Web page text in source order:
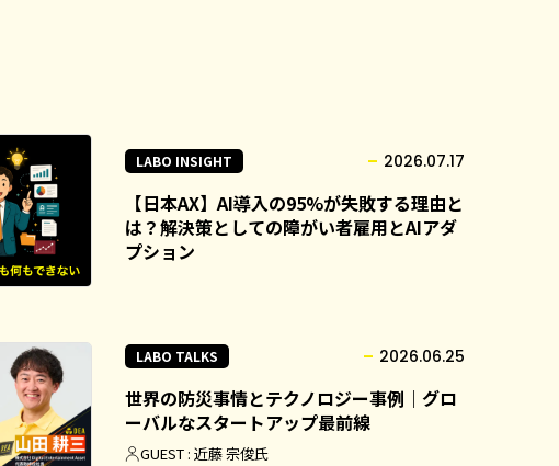
LABO INSIGHT 2026.07.17
【日本AX】AI導入の95%が失敗する理由と
は？解決策としての障がい者雇用とAIアダ
プション
LABO TALKS 2026.06.25
世界の防災事情とテクノロジー事例｜グロ
ーバルなスタートアップ最前線
GUEST : 近藤 宗俊氏